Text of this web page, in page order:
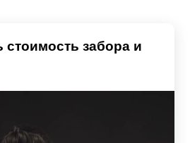
стоимость забора и